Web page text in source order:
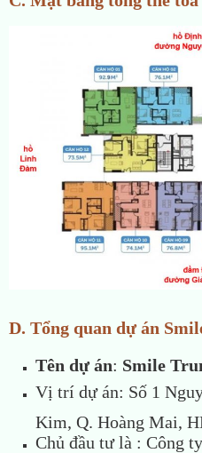
D. Tổng quan dự án
Tên dự án: Smile
Vị trí dự án: Số 1
Kim, Q. Hoàng Mai,
Chủ đầu tư là : Công